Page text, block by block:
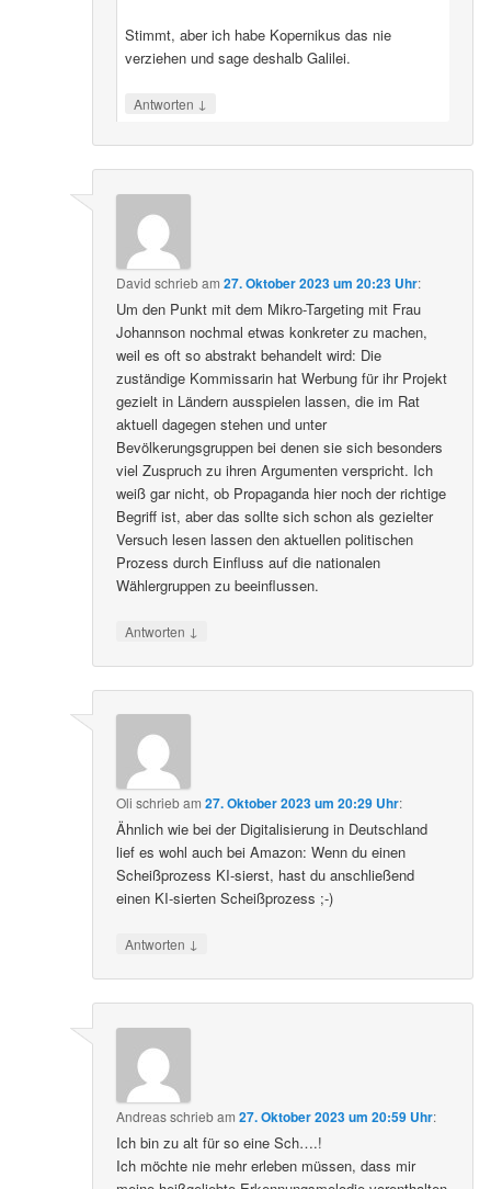
Stimmt, aber ich habe Kopernikus das nie
verziehen und sage deshalb Galilei.
Antworten ↓
David schriebam27. Oktober 2023 um 20:23 Uhr:
Um den Punkt mit dem Mikro-Targeting mit Frau
Johannson nochmal etwas konkreter zu machen,
weil es oft so abstrakt behandelt wird: Die
zuständige Kommissarin hat Werbung für ihr Projekt
gezielt in Ländern ausspielen lassen, die im Rat
aktuell dagegen stehen und unter
Bevölkerungsgruppen bei denen sie sich besonders
viel Zuspruch zu ihren Argumenten verspricht. Ich
weiß gar nicht, ob Propaganda hier noch der richtige
Begriff ist, aber das sollte sich schon als gezielter
Versuch lesen lassen den aktuellen politischen
Prozess durch Einfluss auf die nationalen
Wählergruppen zu beeinflussen.
Antworten ↓
Oli schriebam27. Oktober 2023 um 20:29 Uhr:
Ähnlich wie bei der Digitalisierung in Deutschland
lief es wohl auch bei Amazon: Wenn du einen
Scheißprozess KI-sierst, hast du anschließend
einen KI-sierten Scheißprozess ;-)
Antworten ↓
Andreasschriebam27. Oktober 2023 um 20:59 Uhr:
Ich bin zu alt für so eine Sch….!
Ich möchte nie mehr erleben müssen, dass mir